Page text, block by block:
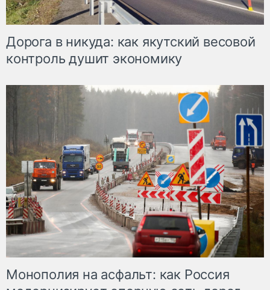
Дорога в никуда: как якутский весовой
контроль душит экономику
Монополия на асфальт: как Россия